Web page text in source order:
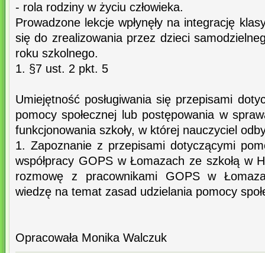
- rola rodziny w życiu człowieka.
Prowadzone lekcje wpłynęły na integrację
się do zrealizowania przez dzieci
roku szkolnego.
1. §7 ust. 2 pkt. 5
Umiejętność posługiwania się przepisami
pomocy społecznej lub postępowania w
funkcjonowania szkoły, w której nauczyciel
1. Zapoznanie z przepisami dotyczącymi
współpracy GOPS w Łomazach ze szkołą w
rozmowę z pracownikami GOPS w
wiedzę na temat zasad udzielania pomocy
Opracowała Monika Walczuk